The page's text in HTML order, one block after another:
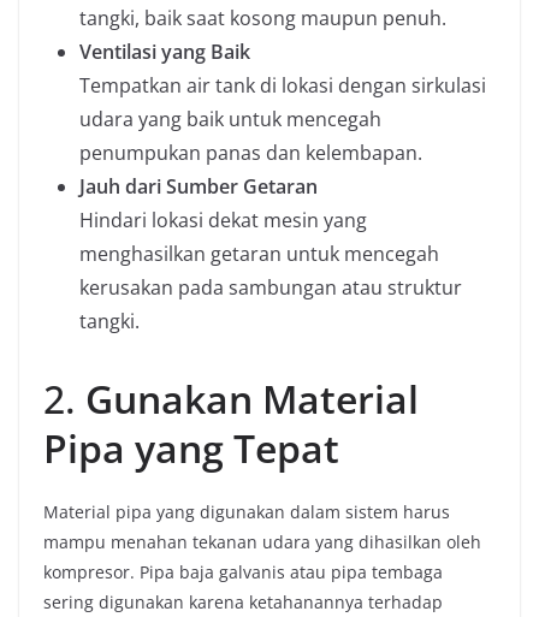
tangki, baik saat kosong maupun penuh.
Ventilasi yang Baik
Tempatkan air tank di lokasi dengan sirkulasi
udara yang baik untuk mencegah
penumpukan panas dan kelembapan.
Jauh dari Sumber Getaran
Hindari lokasi dekat mesin yang
menghasilkan getaran untuk mencegah
kerusakan pada sambungan atau struktur
tangki.
2. Gunakan Material
Pipa yang Tepat
Material pipa yang digunakan dalam sistem harus
mampu menahan tekanan udara yang dihasilkan oleh
kompresor. Pipa baja galvanis atau pipa tembaga
sering digunakan karena ketahanannya terhadap